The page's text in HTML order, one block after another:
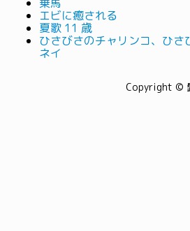
乗馬
エビに癒される
夏歌 11 歳
ひさびさのチャリンコ、ひさ
ネイ
Copyright ©